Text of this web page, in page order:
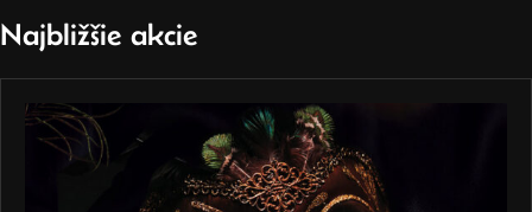
Najbližšie akcie